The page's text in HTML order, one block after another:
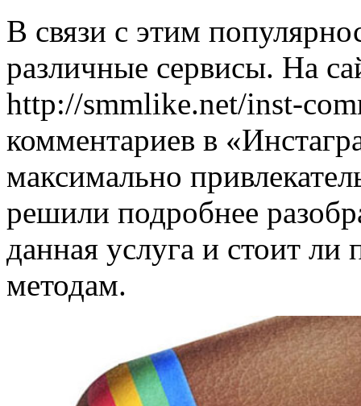
В связи с этим
различные сервисы. На
http://smmlike.net/inst-
комментариев в
максимально
решили подробнее
данная услуга и стоит ли
методам.